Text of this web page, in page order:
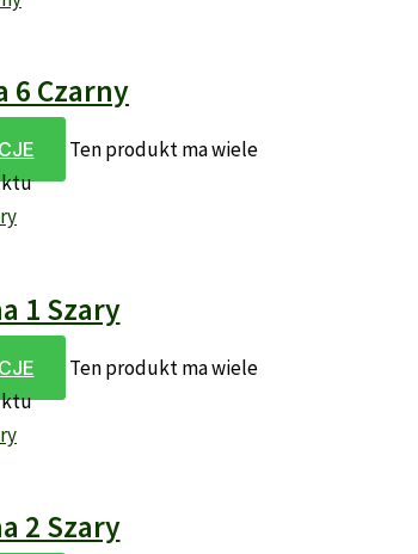
6 Czarny
Ten produkt ma wiele
1 Szary
Ten produkt ma wiele
2 Szary